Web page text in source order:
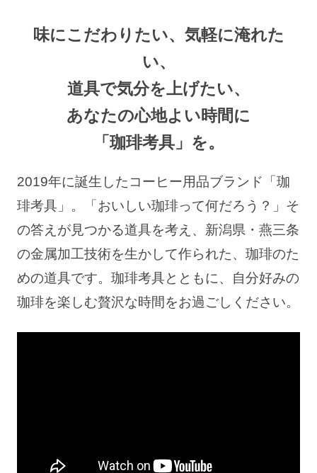
味にこだわりたい、気軽に淹れた
い、
道具で気分を上げたい、
あなたの心地よい時間に
「珈琲考具」を。
2019年に誕生したコーヒー用品ブランド「珈
琲考具」。
「おいしい珈琲って何だろう？」そ
の答えが見つかる道具を考え、 新潟県・燕三条
の金属加工技術を生かして作られた、珈琲のた
めの道具です。 珈琲考具とともに、自分好みの
珈琲を楽しむ贅沢な時間をお過ごしください。